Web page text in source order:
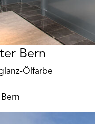
Bern
Ölfarbe